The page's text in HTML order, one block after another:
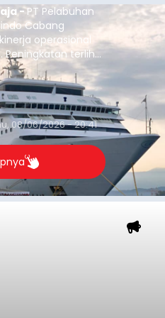
-PT Pelabuhan
Cabang
operasional
terlihat
1,48 juta Gross
persen
tahun lalu
GT.
08/06/2026 - 20:41